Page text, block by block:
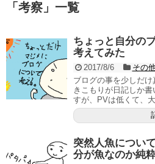
「 考察 」 一覧
ちょっと自分の
考えてみた
2017/8/6 その
ブログの事を少しだけ
きこもりが日記しか
すが、PVは低くて、
突然人魚につい
分が魚なのか純